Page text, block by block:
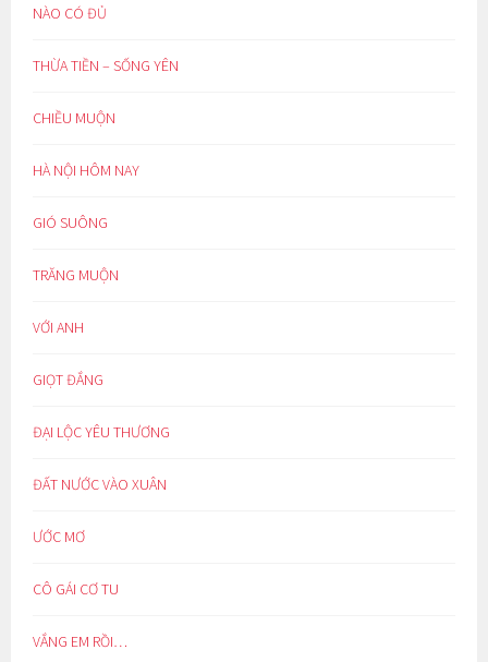
NÀO CÓ ĐỦ
THỪA TIỀN – SỐNG YÊN
CHIỀU MUỘN
HÀ NỘI HÔM NAY
GIÓ SUÔNG
TRĂNG MUỘN
VỚI ANH
GIỌT ĐẮNG
ĐẠI LỘC YÊU THƯƠNG
ĐẤT NƯỚC VÀO XUÂN
ƯỚC MƠ
CÔ GÁI CƠ TU
VẮNG EM RỒI…